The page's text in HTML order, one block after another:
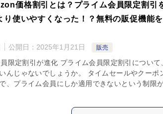
価格割引とは？プライム会員限定割引
り使いやすくなった！？無料の販促機能
公開日： 2025年1月21日 販売
限定割引が進化 プライム会員限定割引について
んじゃないでしょうか。 タイムセールやクーポ
、プライム会員にしか適用できないという制限